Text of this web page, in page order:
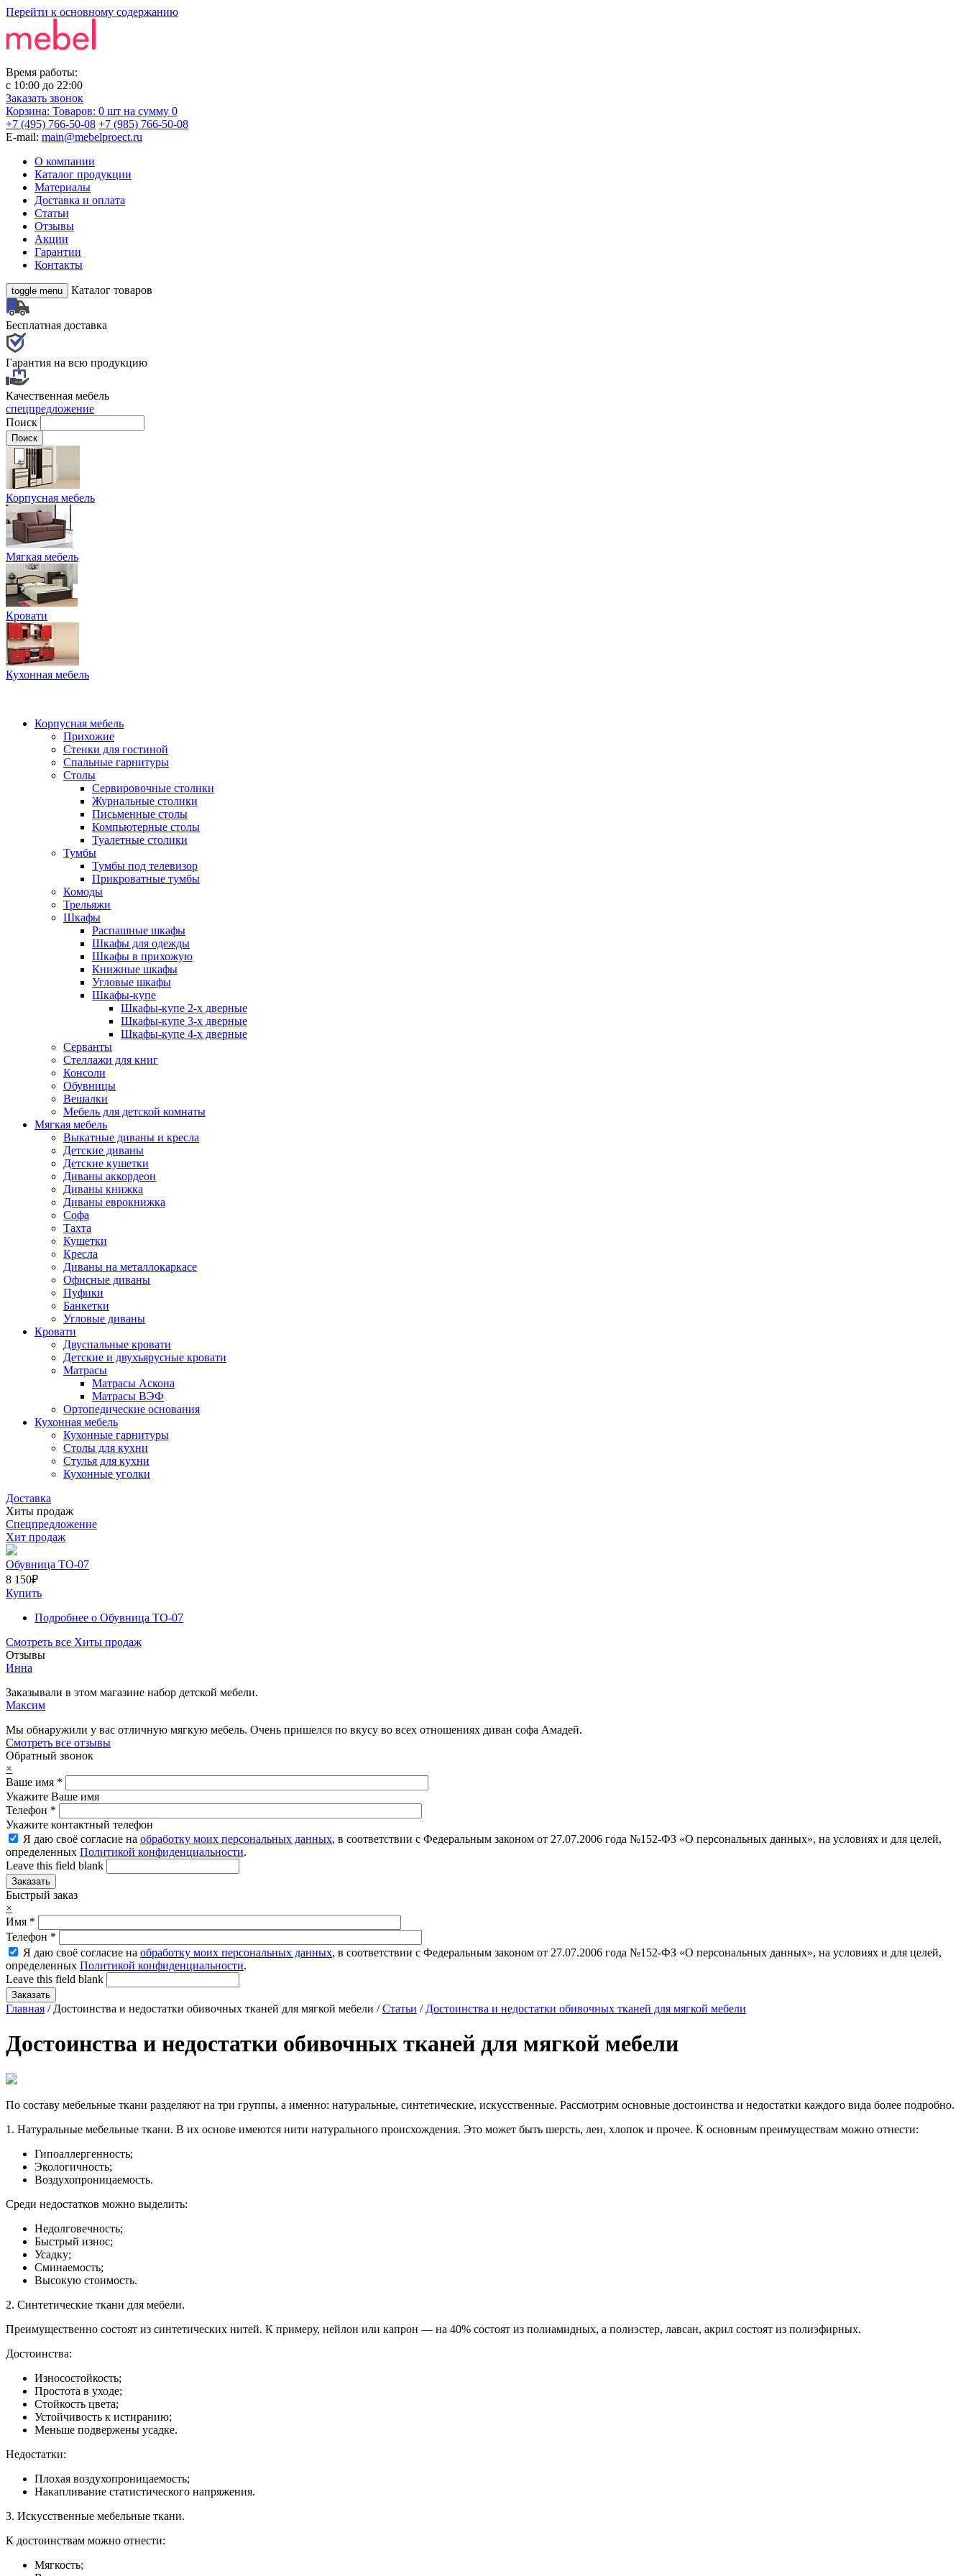
Перейти к основному содержанию
Время работы:
с 10:00 до 22:00
Заказать звонок
Корзина: Товаров: 0 шт на сумму 0
+7 (495) 766-50-08 +7 (985) 766-50-08
E-mail: main@mebelproect.ru
О компании
Каталог продукции
Материалы
Доставка и оплата
Статьи
Отзывы
Акции
Гарантии
Контакты
toggle menu Каталог товаров
Бесплатная доставка
Гарантия на всю продукцию
Качественная мебель
спецпредложение
Поиск
Корпусная мебель
Мягкая мебель
Кровати
Кухонная мебель
Корпусная мебель
Прихожие
Стенки для гостиной
Спальные гарнитуры
Столы
Сервировочные столики
Журнальные столики
Письменные столы
Компьютерные столы
Туалетные столики
Тумбы
Тумбы под телевизор
Прикроватные тумбы
Комоды
Трельяжи
Шкафы
Распашные шкафы
Шкафы для одежды
Шкафы в прихожую
Книжные шкафы
Угловые шкафы
Шкафы-купе
Шкафы-купе 2-x дверные
Шкафы-купе 3-х дверные
Шкафы-купе 4-х дверные
Серванты
Стеллажи для книг
Консоли
Обувницы
Вешалки
Мебель для детской комнаты
Мягкая мебель
Выкатные диваны и кресла
Детские диваны
Детские кушетки
Диваны аккордеон
Диваны книжка
Диваны еврокнижка
Софа
Тахта
Кушетки
Кресла
Диваны на металлокаркасе
Офисные диваны
Пуфики
Банкетки
Угловые диваны
Кровати
Двуспальные кровати
Детские и двухъярусные кровати
Матрасы
Матрасы Аскона
Матрасы ВЭФ
Ортопедические основания
Кухонная мебель
Кухонные гарнитуры
Столы для кухни
Стулья для кухни
Кухонные уголки
Доставка
Хиты продаж
Спецпредложение
Хит продаж
Обувница ТО-07
8 150₽
Купить
Подробнее о Обувница ТО-07
Смотреть все Хиты продаж
Отзывы
Инна
Заказывали в этом магазине набор детской мебели.
Максим
Мы обнаружили у вас отличную мягкую мебель. Очень пришелся по вкусу во всех отношениях диван софа Амадей.
Смотреть все отзывы
Обратный звонок
×
Ваше имя *
Укажите Ваше имя
Телефон *
Укажите контактный телефон
Я даю своё согласие на обработку моих персональных данных, в соответствии с Федеральным законом от 27.07.2006 года №152-ФЗ «О персональных данных», на условиях и для целей,
определенных Политикой конфиденциальности.
Leave this field blank
Быстрый заказ
×
Имя *
Телефон *
Я даю своё согласие на обработку моих персональных данных, в соответствии с Федеральным законом от 27.07.2006 года №152-ФЗ «О персональных данных», на условиях и для целей,
определенных Политикой конфиденциальности.
Leave this field blank
Главная / Достоинства и недостатки обивочных тканей для мягкой мебели /Статьи / Достоинства и недостатки обивочных тканей для мягкой мебели
Достоинства и недостатки обивочных тканей для мягкой мебели
По составу мебельные ткани разделяют на три группы, а именно: натуральные, синтетические, искусственные. Рассмотрим основные достоинства и недостатки каждого вида более подробно.
1. Натуральные мебельные ткани. В их основе имеются нити натурального происхождения. Это может быть шерсть, лен, хлопок и прочее. К основным преимуществам можно отнести:
Гипоаллергенность;
Экологичность;
Воздухопроницаемость.
Среди недостатков можно выделить:
Недолговечность;
Быстрый износ;
Усадку;
Сминаемость;
Высокую стоимость.
2. Синтетические ткани для мебели.
Преимущественно состоят из синтетических нитей. К примеру, нейлон или капрон — на 40% состоят из полиамидных, а полиэстер, лавсан, акрил состоят из полиэфирных.
Достоинства:
Износостойкость;
Простота в уходе;
Стойкость цвета;
Устойчивость к истиранию;
Меньше подвержены усадке.
Недостатки:
Плохая воздухопроницаемость;
Накапливание статистического напряжения.
3. Искусственные мебельные ткани.
К достоинствам можно отнести:
Мягкость;